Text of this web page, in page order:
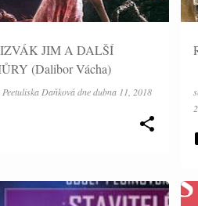
JIM A DALŠÍ
(Dalibor Vácha)
Daňková dnedubna 11, 2018